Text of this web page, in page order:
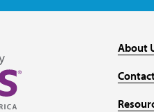
About